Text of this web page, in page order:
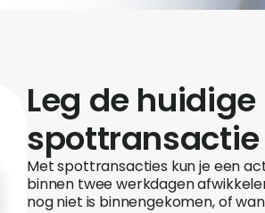
Leg de
spottransactie
Met spottransacties kun je een
binnen twee werkdagen
nog niet is binnengekomen, of